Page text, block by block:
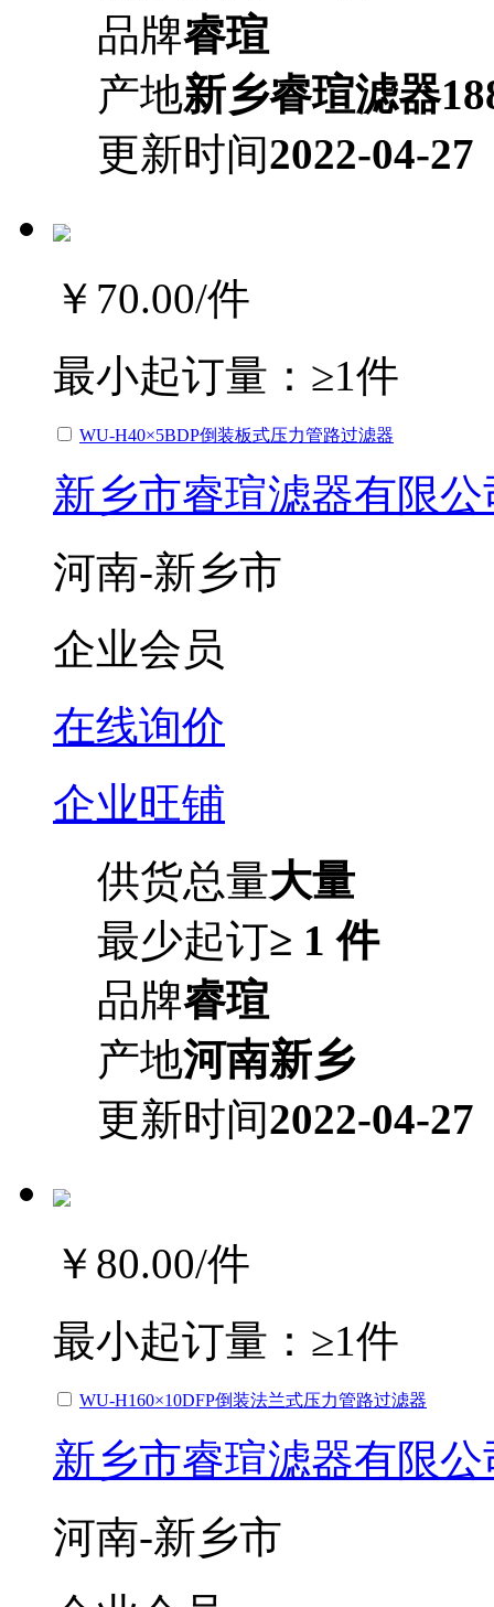
品牌睿瑄
产地新乡睿瑄滤器
更新时间2022-04-27
￥70.00/件
最小起订量： ≥1件
WU-H40×5BDP倒装板式压力管路过滤器
新乡市睿瑄滤器有限公
河南-新乡市
企业会员
在线询价
企业旺铺
供货总量大量
最少起订≥ 1 件
品牌睿瑄
产地河南新乡
更新时间2022-04-27
￥80.00/件
最小起订量： ≥1件
WU-H160×10DFP倒装法兰式压力管路过滤器
新乡市睿瑄滤器有限公
河南-新乡市